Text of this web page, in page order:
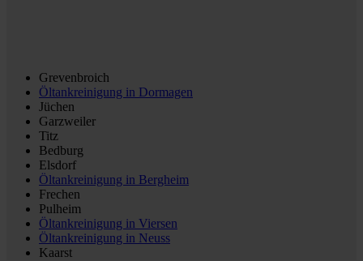
Grevenbroich
Öltankreinigung in Dormagen
Jüchen
Garzweiler
Titz
Bedburg
Elsdorf
Öltankreinigung in Bergheim
Frechen
Pulheim
Öltankreinigung in Viersen
Öltankreinigung in Neuss
Kaarst